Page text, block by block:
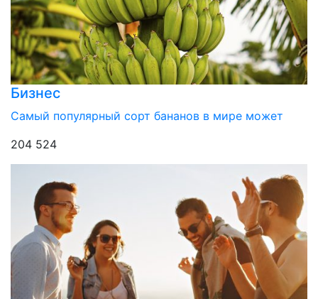
Бизнес
Самый популярный сорт бананов в мире может
204 524